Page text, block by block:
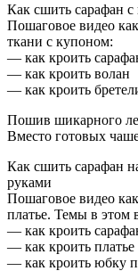
Как сшить сарафан
Пошаговое видео
ткани с купоном:
— как кроить
— как кроить волан
— как кроить
Пошив шикарного
Вместо готовых
Как сшить сарафан
руками
Пошаговое видео
платье. Темы в этом
— как кроить
— как кроить платье
— как кроить юбку